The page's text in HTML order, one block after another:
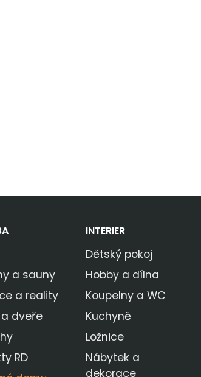
a sauny
a reality
dveře
RD
INTERIER
Dětský pokoj
Hobby a dílna
Koupelny a WC
Kuchyně
Ložnice
Nábytek a
dekorace